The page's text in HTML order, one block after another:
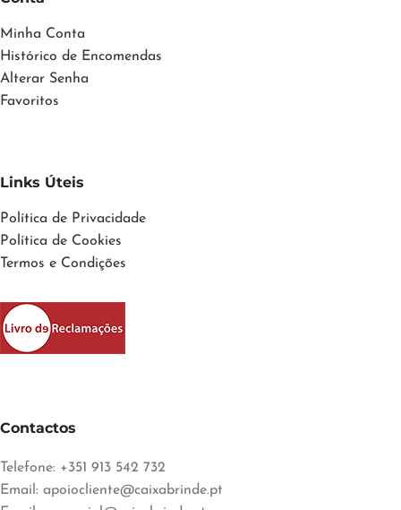
Minha Conta
Histórico de Encomendas
Alterar Senha
Favoritos
Links Úteis
Política de Privacidade
Política de Cookies
Termos e Condições
Contactos
Telefone: +351 913 542 732
Email: apoiocliente@caixabrinde.pt